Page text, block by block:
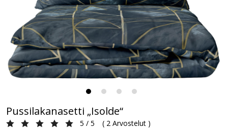
Pussilakanasetti „Isolde“
5 / 5 ( 2 Arvostelut )